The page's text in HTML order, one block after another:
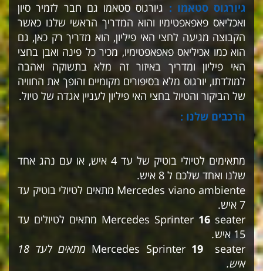
גיורגוס סטאמו : גיורגוס סטאמו גם חבר לזמיר סיון
ואכליאס פאפאפטימיו והוא המדריך הראשי שלנו כאשר
הקבוצה מגיעה לחצי האי פיליון, הוא מדריך רק כאן, גם
הוא כמו אכיליאס פאפאפטימיו, מכיר כל פינה ואבן בחצי
האי פיליון ומדריך באיזור זה מלא בתשוקה ואהבה
למולדתו, יורגוס מלא בסיפורים מקומיים והופך את החוויה
של הביקור והטיול בחצי האי פיליון לעניין אגדה של טיול.
הרכבים שלנו :
מתאימים לטיולי בוטיק של עד 4 איש, או עם נהג אחד
שלנו ואחד שלכם ל 8 איש.
Mercedes viano ambiente מתאים לטיולי בוטיק עד
7 איש.
Mercedes Sprinter 16 seater
מתאים לטיולים עד
15 איש
.
Mercedes Sprinter 19 seater
מתאים לעד 18
איש.